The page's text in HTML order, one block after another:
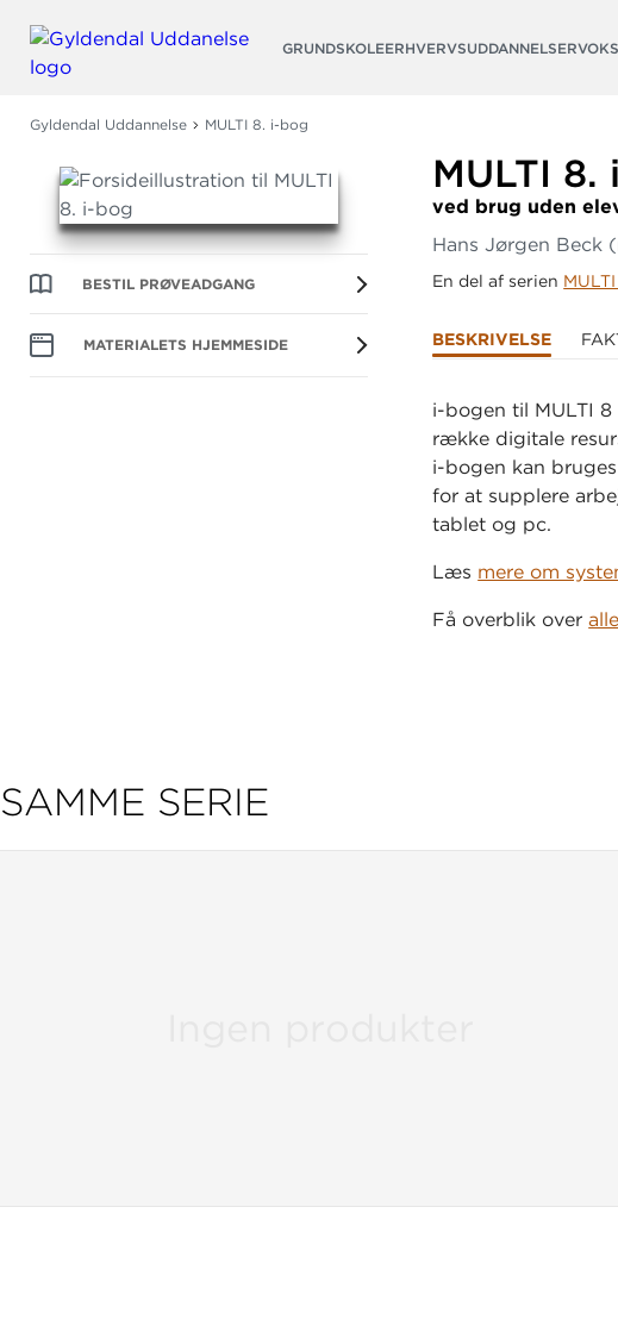
GRUNDSKOLEERHVERVSUDDANNELSER
Gyldendal Uddannelse MULTI 8. i-bog
BESTIL PRØVEADGANG
MATERIALETS HJEMMESIDE
MULTI 8.
ved brug uden
Hans Jørgen Beck
En del af serien
BESKRIVELSE
i-bogen til MULTI
række digitale
i-bogen kan
for at supplere
tablet og pc.
Læs mere om
Få overblik over
SAMME SERIE